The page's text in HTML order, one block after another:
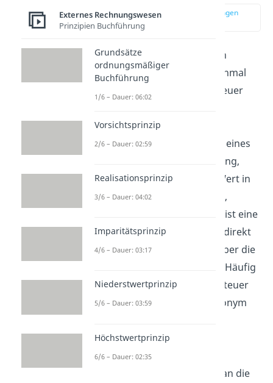
zur Stelle im Video springen
(00:30)
Bevor wir mit den Buchungen
beginnen, müssen wir erst einmal
verstehen, was die Umsatzsteuer
Definition lautet, dass die
Umsatzsteuer den Mehrwert eines
Gutes oder einer Dienstleistung,
also den neu geschaffenen Wert in
der jeweiligen Leistungsstufe,
besteuert. Die Umsatzsteuer ist eine
indirekte Steuer, da sie nicht direkt
vom Verbraucher, sondern über die
Unternehmen erhoben wird. Häufig
werden die Begriffe Umsatzsteuer
und Mehrwertsteuer als Synonym
korrekte steuerrechtliche
Bezeichnung ist allerdings
Umsatzsteuer, auch wenn man die
Externes Rechnungswesen
Prinzipien Buchführung
Grundsätze
ordnungsmäßiger
Buchführung
1/6 – Dauer: 06:02
Vorsichtsprinzip
2/6 – Dauer: 02:59
Realisationsprinzip
3/6 – Dauer: 04:02
Imparitätsprinzip
4/6 – Dauer: 03:17
Niederstwertprinzip
5/6 – Dauer: 03:59
Höchstwertprinzip
6/6 – Dauer: 02:35